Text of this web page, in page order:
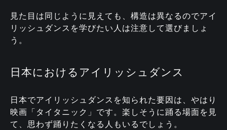
見た目は同じように見えても、構造は異なるのでアイ
リッシュダンスを学びたい人は注意して選びましょ
う。
日本におけるアイリッシュダンス
日本でアイリッシュダンスを知られた要因は、やはり
映画「タイタニック」です。楽しそうに踊る場面を見
て、思わず踊りたくなる人もいるでしょう。